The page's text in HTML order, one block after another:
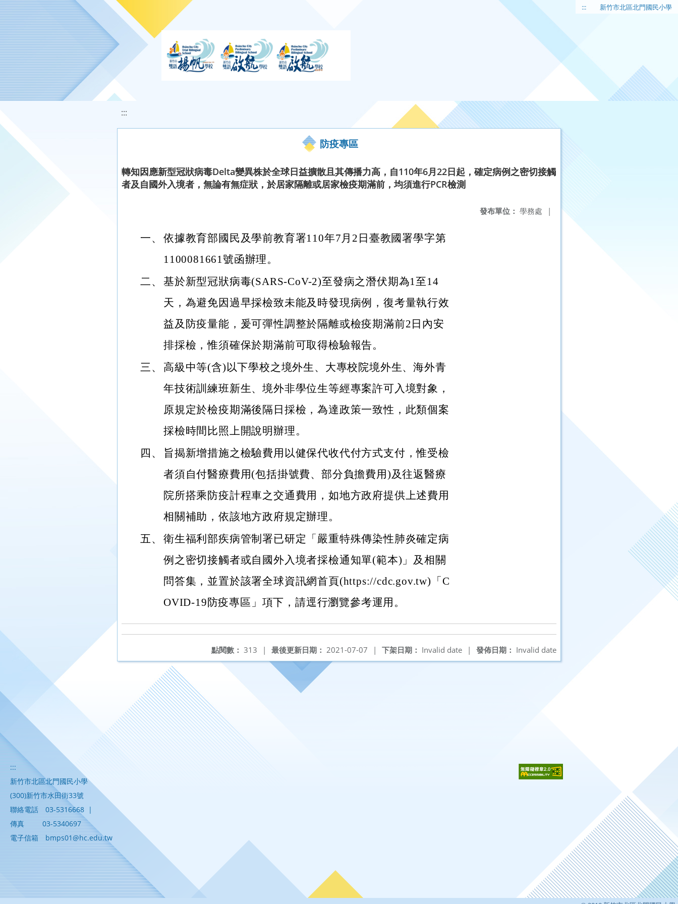
移至網頁之主要內容區位置 ::: 新竹市北區北門國民小學
:::
防疫專區
轉知因應新型冠狀病毒Delta變異株於全球日益擴散且其傳播力高，自110年6月22日起，確定病例之密切接觸
者及自國外入境者，無論有無症狀，於居家隔離或居家檢疫期滿前，均須進行PCR檢測
發布單位： 學務處 |
一、 依據教育部國民及學前教育署110年7月2日臺教國署學字第
1100081661號函辦理。
二、 基於新型冠狀病毒(SARS-CoV-2)至發病之潛伏期為1至14
天，為避免因過早採檢致未能及時發現病例，復考量執行效
益及防疫量能，爰可彈性調整於隔離或檢疫期滿前2日內安
排採檢，惟須確保於期滿前可取得檢驗報告。
三、
高級中等(含)以下學校之境外生、大專校院境外生、海外青
年技術訓練班新生、境外非學位生等經專案許可入境對象，
原規定於檢疫期滿後隔日採檢，為達政策一致性，此類個案
採檢時間比照上開說明辦理。
四、
旨揭新增措施之檢驗費用以健保代收代付方式支付，惟受檢
者須自付醫療費用(包括掛號費、部分負擔費用)及往返醫療
院所搭乘防疫計程車之交通費用，如地方政府提供上述費用
相關補助，依該地方政府規定辦理。
五、 衛生福利部疾病管制署已研定「嚴重特殊傳染性肺炎確定病
例之密切接觸者或自國外入境者採檢通知單(範本)」及相關
問答集，並置於該署全球資訊網首頁(https://cdc.gov.tw)「C
OVID-19防疫專區」項下，請逕行瀏覽參考運用。
發佈日期： Invalid date
下架日期： Invalid date |
最後更新日期： 2021-07-07 |
點閱數： 313 |
:::
新竹市北區北門國民小學
(300)新竹市水田街33號
聯絡電話
03-5316668 |
傳真
03-5340697
電子信箱
bmps01@hc.edu.tw